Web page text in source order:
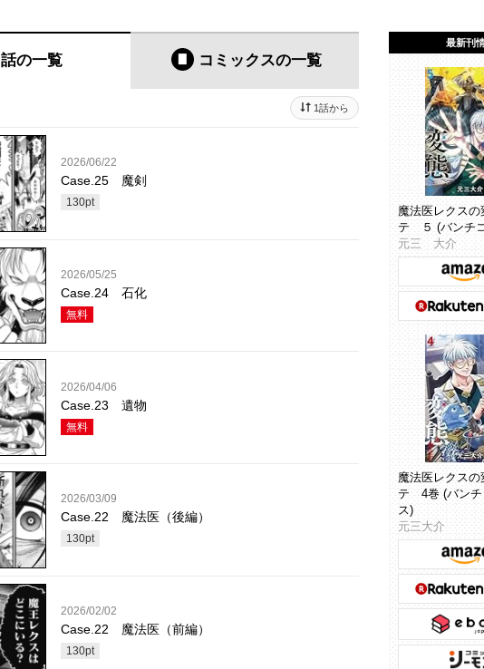
話の一覧 コミックスの一覧
1話から
2026/06/22
Case.25 魔剣
130pt
2026/05/25
Case.24 石化
無料
2026/04/06
Case.23 遺物
無料
2026/03/09
Case.22 魔法医（後編）
130pt
2026/02/02
Case.22 魔法医（前編）
130pt
最新刊
魔法医レクスの
テ ５ (バンチ
元三 大介
魔法医レクスの
テ 4巻 (バンチ
ス)
元三大介